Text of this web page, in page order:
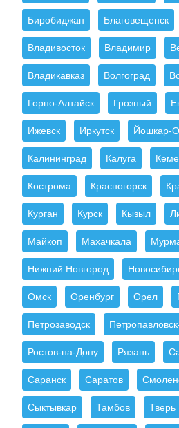
Биробиджан Благовещенск
Владивосток Владимир
Владикавказ Волгоград
Горно-Алтайск Грозный
Ижевск Иркутск Йошкар-
Калининград Калуга
Кострома Красногорск
Курган Курск Кызыл
Майкоп Махачкала
Нижний Новгород
Омск Оренбург Орел
Петрозаводск
Ростов-на-Дону Рязань
Саранск Саратов
Сыктывкар Тамбов Тверь